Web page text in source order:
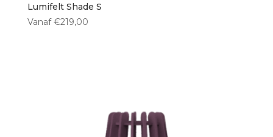
Lumifelt Shade S
Vanaf €219,00